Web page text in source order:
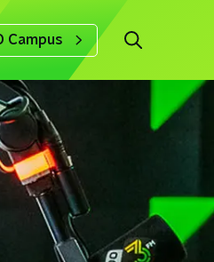
Campus